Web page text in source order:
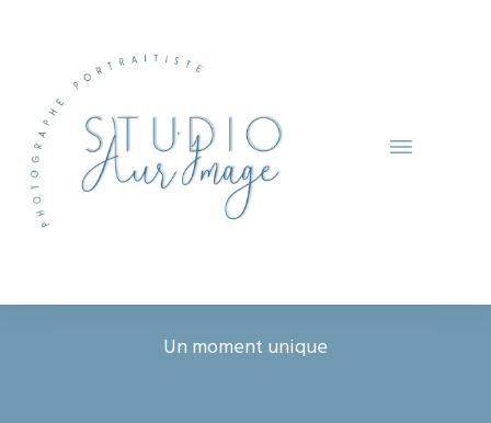
Un moment unique